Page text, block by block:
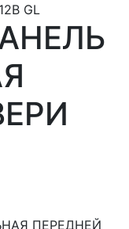
GL